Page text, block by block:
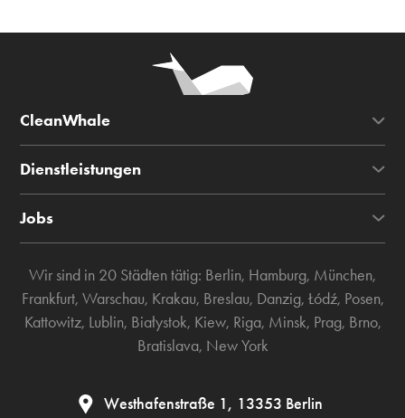
CleanWhale
Dienstleistungen
Jobs
Wir sind in 20 Städten tätig: Berlin, Hamburg, München,
Frankfurt, Warschau, Krakau, Breslau, Danzig, Łódź, Posen,
Kattowitz, Lublin, Białystok, Kiew, Riga, Minsk, Prag, Brno,
Bratislava, New York
Westhafenstraße 1, 13353 Berlin